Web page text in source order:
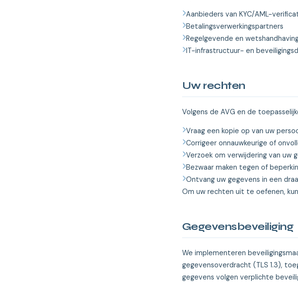
Aanbieders van KYC/AML-
Betalingsverwerkingspartners
Regelgevende en
IT-infrastructuur- en
Uw rechten
Volgens de AVG en de
Vraag een kopie op van uw
Corrigeer onnauwkeurige of
Verzoek om verwijdering van
Bezwaar maken tegen of
Ontvang uw gegevens in een
Om uw rechten uit te oefenen,
Gegevensbeveiliging
We implementeren
gegevensoverdracht (TLS 1.3),
gegevens volgen verplichte